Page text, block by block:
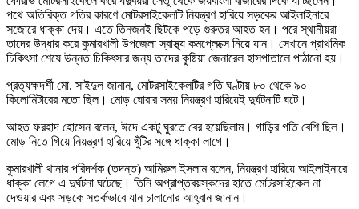
পথে অতিরিক্ত গতির কারণে মোটরসাইকেলটি নিয়ন্ত্রণ হারিয়ে সড়কের আইলাইনারে
সজোরে ধাক্কা দেয়। এতে তিনজনই ছিটকে পড়ে গুরুতর আহত হন। পরে স্থানীয়রা
তাদের উদ্ধার করে কুমারখালী উপজেলা স্বাস্থ্য কমপ্লেক্সে নিয়ে যান। সেখানে প্রাথমিক
চিকিৎসা শেষে উন্নত চিকিৎসার জন্য তাদের কুষ্টিয়া জেনারেল হাসপাতালে পাঠানো হয়।
প্রত্যক্ষদর্শী মো. সাইদুল জানান, মোটরসাইকেলটির গতি ঘণ্টায় ৮০ থেকে ৯০
কিলোমিটারের মতো ছিল। মোড় ঘোরার সময় নিয়ন্ত্রণ হারিয়েই দুর্ঘটনাটি ঘটে।
আহত ফরহাদ হোসেন বলেন, ঈদে একটু ঘুরতে বের হয়েছিলাম। গাড়ির গতি বেশি ছিল।
মোড় নিতে গিয়ে নিয়ন্ত্রণ হারিয়ে খুঁটির সঙ্গে ধাক্কা লাগে।
কুমারখালী থানার পরিদর্শক (তদন্ত) আমিরুল ইসলাম বলেন, নিয়ন্ত্রণ হারিয়ে আইলাইনারে
ধাক্কা লেগে এ দুর্ঘটনা ঘটেছে। তিনি অপ্রাপ্তবয়স্কদের হাতে মোটরসাইকেল না
দেওয়ার এবং সড়কে সতর্কভাবে যান চালানোর আহ্বান জানান।